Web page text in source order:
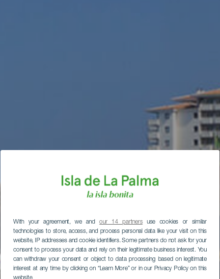
With your agreement, we andour 14 partnersuse cookies or similar
technologies to store, access, and process personal data like your visit on this
website, IP addresses and cookie identifiers. Some partners do not ask for your
consent to process your data and rely on their legitimate business interest. You
can withdraw your consent or object to data processing based on legitimate
interest at any time by clicking on “Learn More” or in our Privacy Policy on this